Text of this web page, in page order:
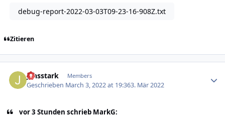
debug-report-2022-03-03T09-23-16-908Z.txt
Zitieren
jensstark Members
Geschrieben March 3, 2022 at 19:363. Mär 2022
vor 3 Stunden schrieb MarkG: